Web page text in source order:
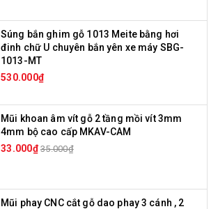
Súng bắn ghim gỗ 1013 Meite bằng hơi
đinh chữ U chuyên bắn yên xe máy SBG-
1013-MT
530.000₫
Mũi khoan âm vít gỗ 2 tầng mồi vít 3mm
4mm bộ cao cấp MKAV-CAM
33.000₫ 35.000₫
Mũi phay CNC cắt gỗ dao phay 3 cánh , 2